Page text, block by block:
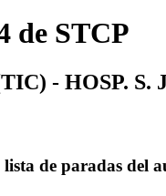
de STCP
- HOSP. S.
de paradas del